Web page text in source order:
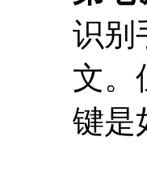
识别
文。
键是